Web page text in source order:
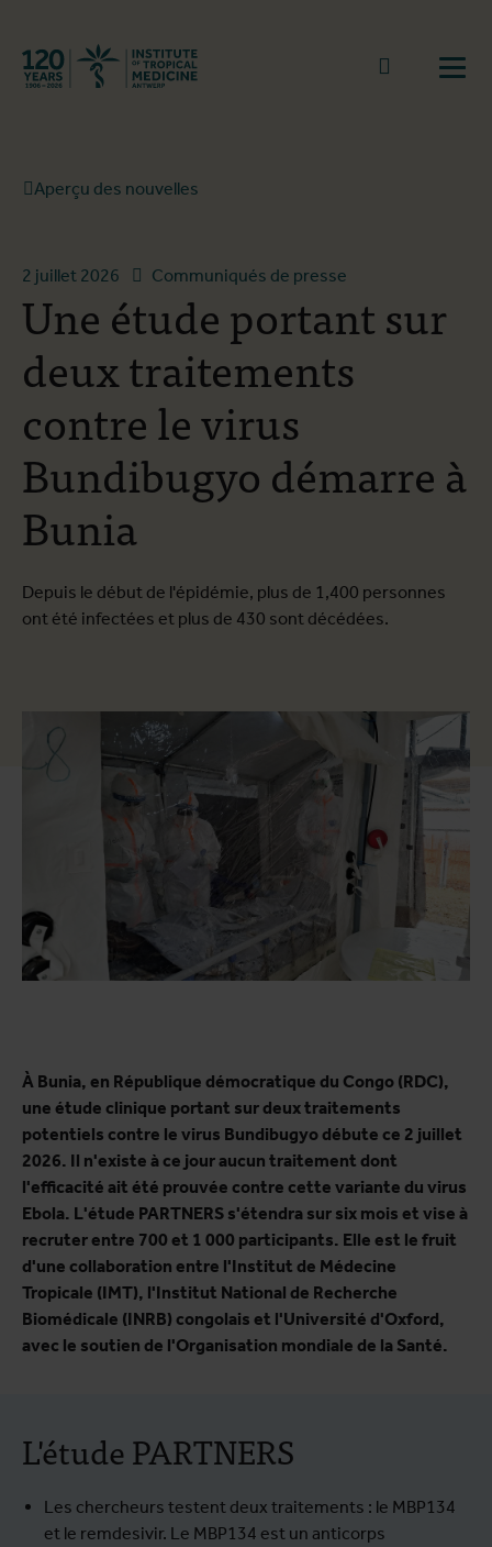
Retourner à la page d'accueil
go to
Aperçu des nouvelles
2 juillet 2026 Communiqués de presse
Une étude portant sur
deux traitements
contre le virus
Bundibugyo démarre à
Bunia
Depuis le début de l'épidémie, plus de 1,400 personnes
ont été infectées et plus de 430 sont décédées.
À Bunia, en République démocratique du Congo (RDC),
une étude clinique portant sur deux traitements
potentiels contre le virus Bundibugyo débute ce 2 juillet
2026. Il n'existe à ce jour aucun traitement dont
l'efficacité ait été prouvée contre cette variante du virus
Ebola. L'étude PARTNERS s'étendra sur six mois et vise à
recruter entre 700 et 1 000 participants. Elle est le fruit
d'une collaboration entre l'Institut de Médecine
Tropicale (IMT), l'Institut National de Recherche
Biomédicale (INRB) congolais et l'Université d'Oxford,
avec le soutien de l'Organisation mondiale de la Santé.
L'étude PARTNERS
Les chercheurs testent deux traitements : le MBP134
et le remdesivir. Le MBP134 est un anticorps